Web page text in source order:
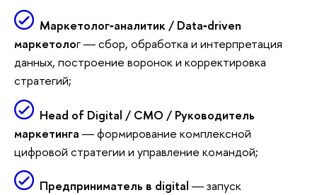
Маркетолог‑аналитик / Data‑driven
маркетолог ― сбор, обработка и интерпретация
данных, построение воронок и корректировка
стратегий;
Head of Digital / CMO / Руководитель
маркетинга ― формирование комплексной
цифровой стратегии и управление командой;
Предприниматель в digital ― запуск